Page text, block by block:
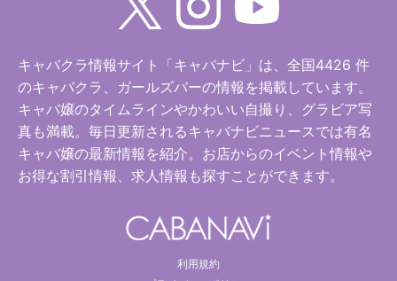
キャバクラ情報サイト「キャバナビ」は、全国4426 件
のキャバクラ、ガールズバーの情報を掲載しています。
キャバ嬢のタイムラインやかわいい自撮り、グラビア写
真も満載。毎日更新されるキャバナビニュースでは有名
キャバ嬢の最新情報を紹介。お店からのイベント情報や
お得な割引情報、求人情報も探すことができます。
利用規約